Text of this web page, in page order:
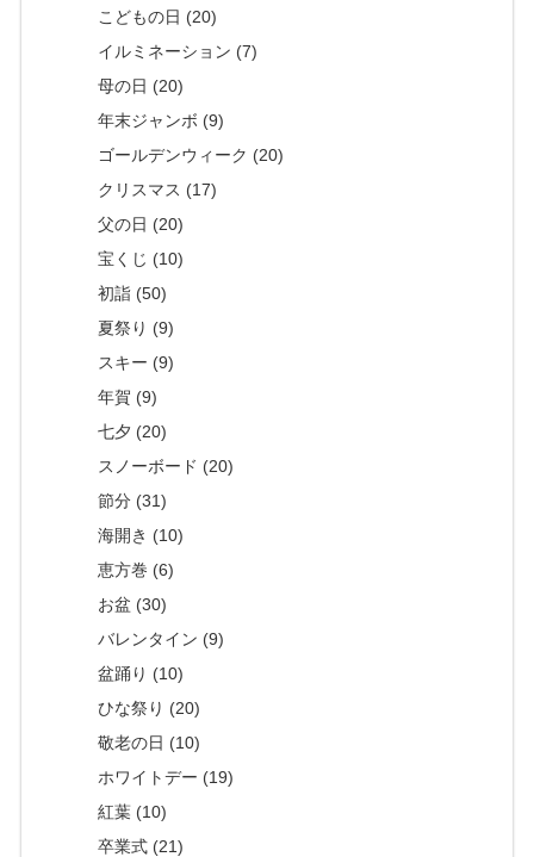
こどもの日 (20)
イルミネーション (7)
母の日 (20)
年末ジャンボ (9)
ゴールデンウィーク (20)
クリスマス (17)
父の日 (20)
宝くじ (10)
初詣 (50)
夏祭り (9)
スキー (9)
年賀 (9)
七夕 (20)
スノーボード (20)
節分 (31)
海開き (10)
恵方巻 (6)
お盆 (30)
バレンタイン (9)
盆踊り (10)
ひな祭り (20)
敬老の日 (10)
ホワイトデー (19)
紅葉 (10)
卒業式 (21)